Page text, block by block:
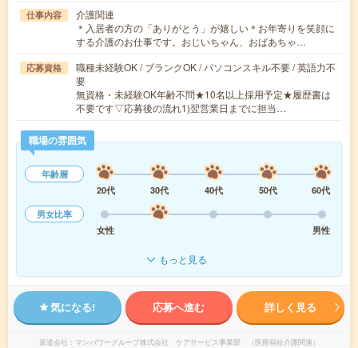
仕事内容
介護関連
＊入居者の方の「ありがとう」が嬉しい＊お年寄りを笑顔に
する介護のお仕事です。おじいちゃん、おばあちゃ…
応募資格
職種未経験OK / ブランクOK / パソコンスキル不要 / 英語力不
要
無資格・未経験OK年齢不問★10名以上採用予定★履歴書は
不要です▽応募後の流れ1)翌営業日までに担当…
職場の雰囲気
年齢層
20代
30代 40代 50代
60代
男女比率
女性
男性
もっと見る
気になる! 応募へ進む 詳しく見る
派遣会社 マンパワーグループ株式会社 ケアサービス事業部 （医療福祉介護関連）